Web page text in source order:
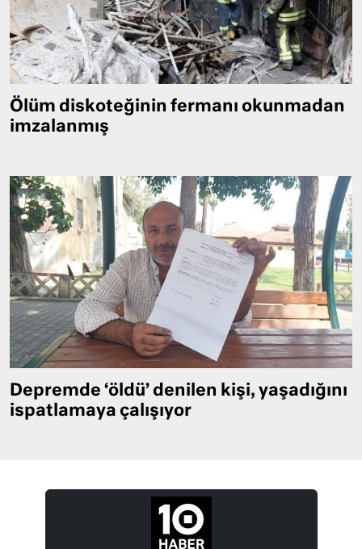
Ölüm diskoteğinin fermanı okunmadan
imzalanmış
Depremde ‘öldü’ denilen kişi, yaşadığını
ispatlamaya çalışıyor